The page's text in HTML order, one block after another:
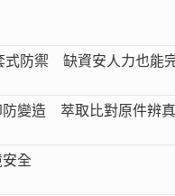
式防禦 缺資安人力也能
防變造 萃取比對原件辨
全